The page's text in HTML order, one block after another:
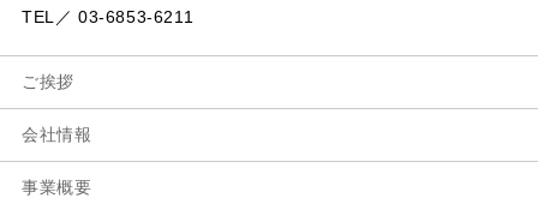
TEL／ 03-6853-6211
ご挨拶
会社情報
事業概要